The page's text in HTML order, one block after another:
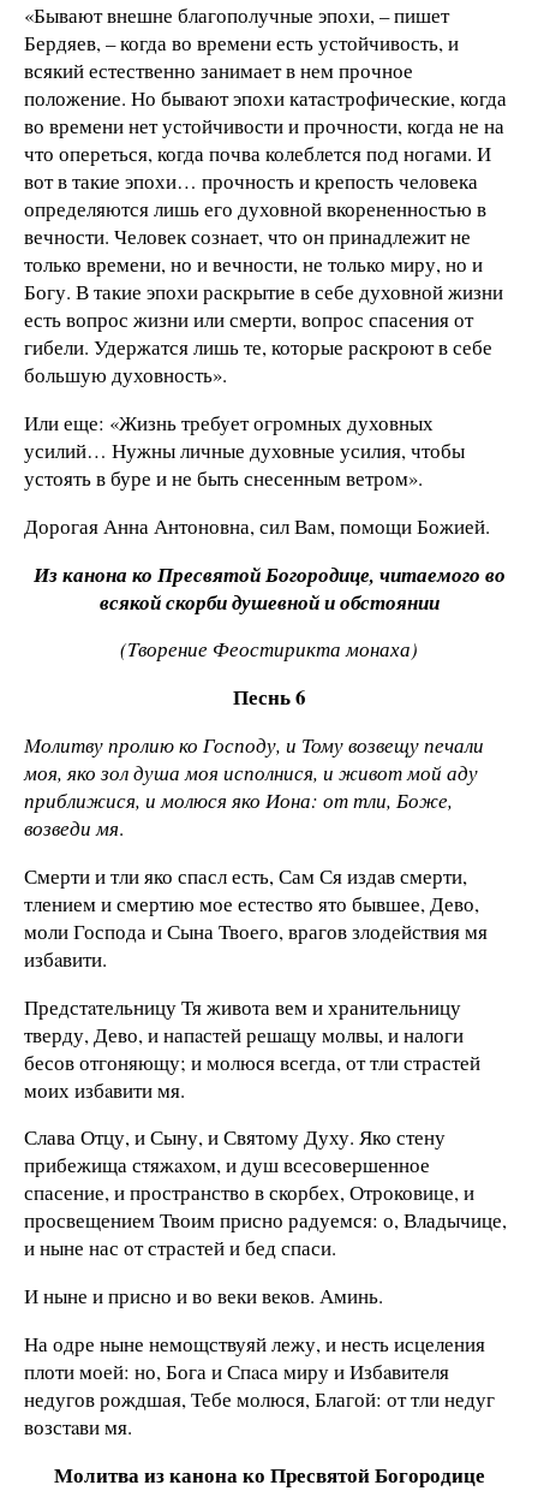
«Бывают внешне благополучные эпохи, – пишет
Бердяев, – когда во времени есть устойчивость, и
всякий естественно занимает в нем прочное
положение. Но бывают эпохи катастрофические, когда
во времени нет устойчивости и прочности, когда не на
что опереться, когда почва колеблется под ногами. И
вот в такие эпохи… прочность и крепость человека
определяются лишь его духовной вкорененностью в
вечности. Человек сознает, что он принадлежит не
только времени, но и вечности, не только миру, но и
Богу. В такие эпохи раскрытие в себе духовной жизни
есть вопрос жизни или смерти, вопрос спасения от
гибели. Удержатся лишь те, которые раскроют в себе
большую духовность».
Или еще: «Жизнь требует огромных духовных
усилий… Нужны личные духовные усилия, чтобы
устоять в буре и не быть снесенным ветром».
Дорогая Анна Антоновна, сил Вам, помощи Божией.
Из канона ко Пресвятой Богородице, читаемого во
всякой скорби душевной и обстоянии
(Tворение Феостирикта монаха)
Песнь 6
Молитву пролию ко Господу, и Тому возвещу печали
моя, яко зол душа моя исполнися, и живот мой аду
приближися, и молюся яко Иона: от тли, Боже,
возведи мя.
Смерти и тли яко спасл есть, Сам Ся издaв смерти,
тлением и смертию мое естество ято бывшее, Дево,
моли Господа и Сына Твоего, врагов злодействия мя
избaвити.
Предстaтельницу Тя живота вем и хранительницу
тверду, Дево, и напaстей решaщу молвы, и налоги
бесов отгоняющу; и молюся всегда, от тли страстей
моих избaвити мя.
Слава Отцу, и Сыну, и Святому Духу. Яко стену
прибежища стяжaхом, и душ всесовершенное
спасение, и пространство в скорбех, Отроковице, и
просвещением Твоим присно радуемся: о, Владычице,
и ныне нас от страстей и бед спаси.
И ныне и присно и во веки веков. Аминь.
На одре ныне немощствуяй лежу, и несть исцеления
плоти моей: но, Бога и Спaса миру и Избaвителя
недугов рождшая, Тебе молюся, Благой: от тли недуг
возстaви мя.
Молитва из канона ко Пресвятой Богородице